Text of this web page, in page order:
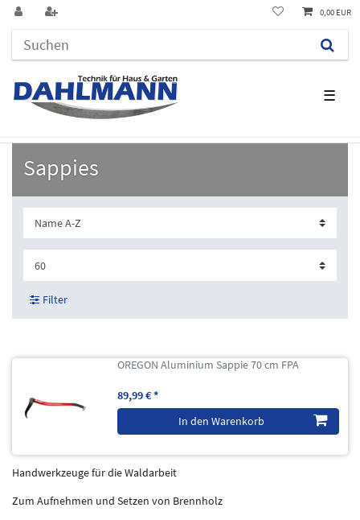
☰
0,00 EUR
Sappies
Filter
OREGON Aluminium Sappie 70 cm FPA
89,99 € *
In den Warenkorb
Handwerkzeuge für die Waldarbeit
Zum Aufnehmen und Setzen von Brennholz